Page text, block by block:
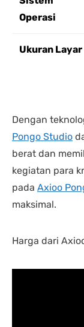
Operasi
Ukuran Layar
Dengan
Pongo Studio
berat dan
kegiatan para
pada Axioo
maksimal.
Harga dari